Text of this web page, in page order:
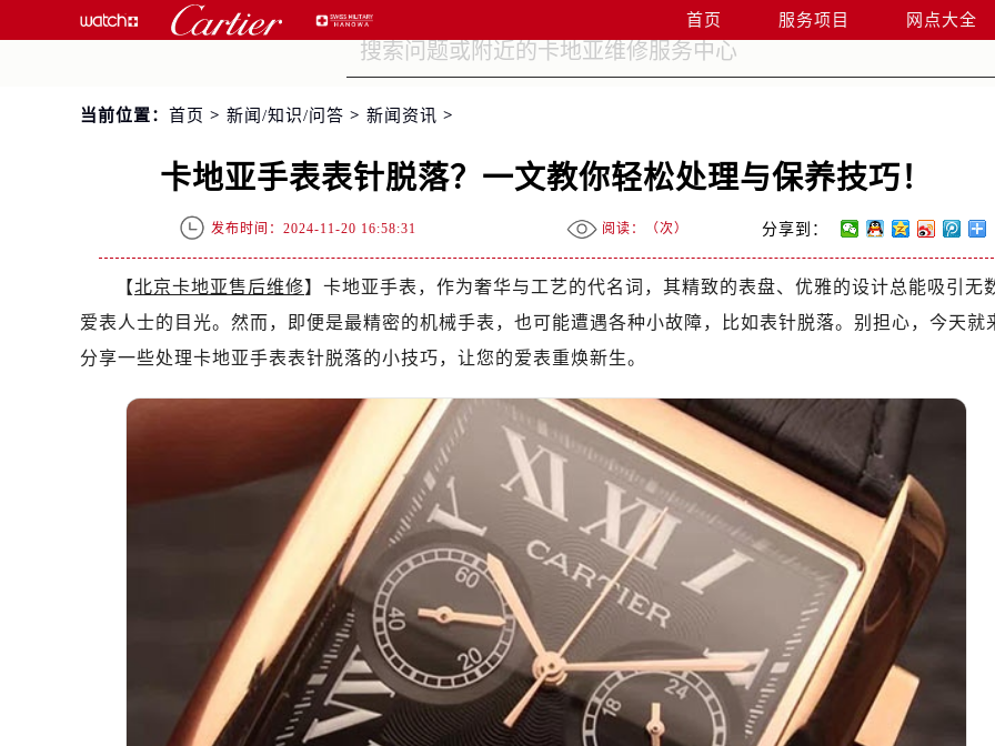
首页 服务项目 网点大全
当前位置： 首页 > 新闻/知识/问答 > 新闻资讯 >
卡地亚手表表针脱落？一文教你轻松处理与保养技巧！
发布时间：2024-11-20 16:58:31 阅读：（次） 分享到：
【北京卡地亚售后维修】卡地亚手表，作为奢华与工艺的代名词，其精致的表盘、优雅的设计总能吸引无
爱表人士的目光。然而，即便是最精密的机械手表，也可能遭遇各种小故障，比如表针脱落。别担心，今天就
分享一些处理卡地亚手表表针脱落的小技巧，让您的爱表重焕新生。